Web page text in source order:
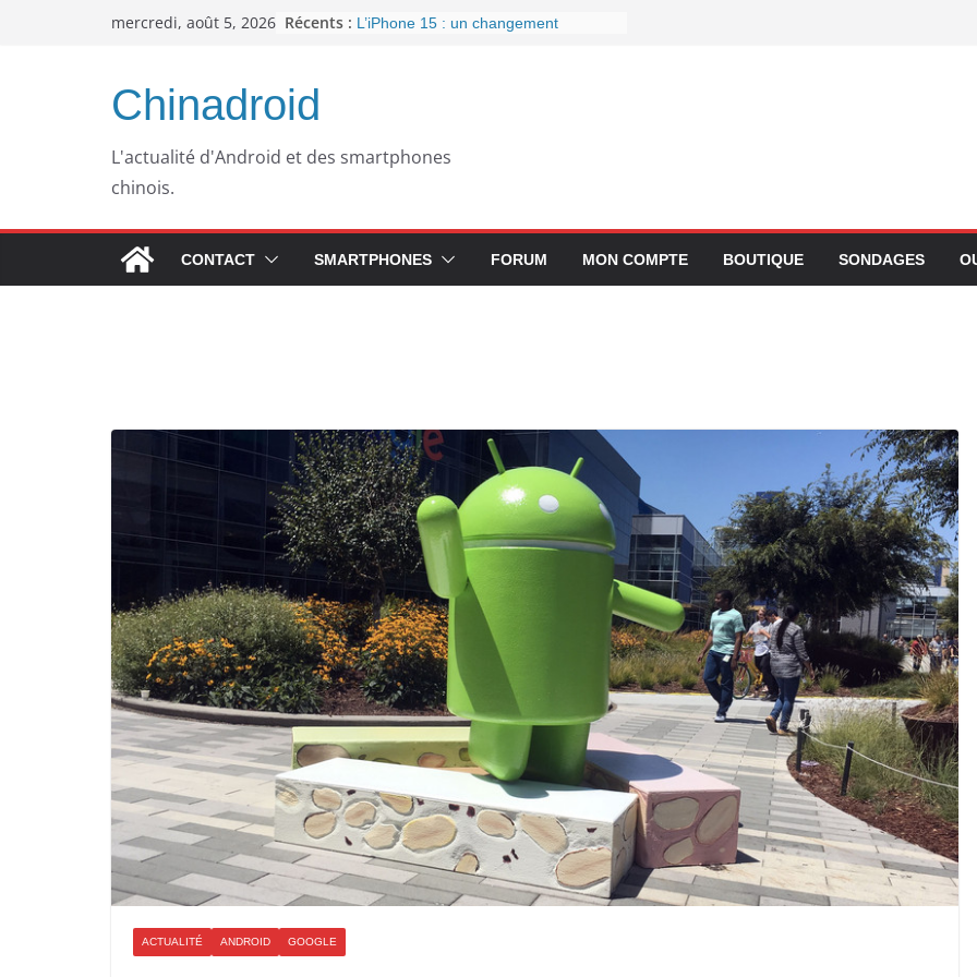
mercredi, août 5, 2026 Récents : L’iPhone 15 : un changement
septembre 2023
Chinadroid
L'actualité d'Android et des smartphones
chinois.
CONTACT SMARTPHONES FORUM MON COMPTE BOUTIQUE SONDAGES
ACTUALITÉ ANDROID GOOGLE